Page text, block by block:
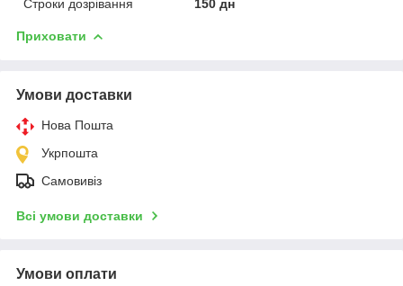
Строки дозрівання
150 дн
Приховати
Умови доставки
Нова Пошта
Укрпошта
Самовивіз
Всі умови доставки
Умови оплати